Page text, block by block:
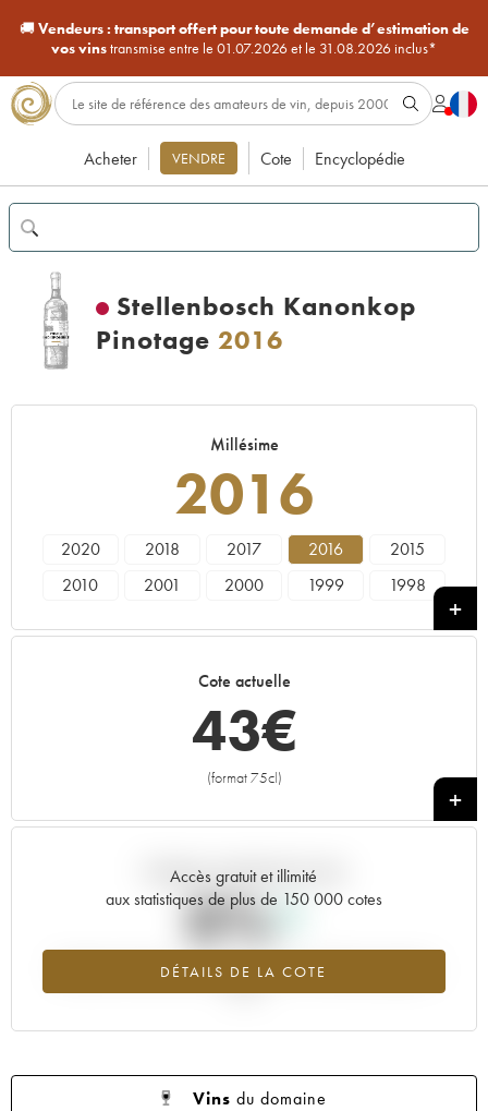
🚚Vendeurs : transport offert pour toute demande d’estimation de
vos vinstransmise entre le 01.07.2026 et le 31.08.2026 inclus*
Acheter VENDRE Cote Encyclopédie
Stellenbosch Kanonkop
Pinotage 2016
Millésime
2016
2020 2018 2017 2016
2015
2010
2001 2000 1999
1998
Cote actuelle
43€
(format 75cl)
+
Accès gratuit et illimité
aux statistiques de plus de 150 000 cotes
DÉTAILS DE LA COTE
Tendance actuelle de la cote
0%
Tendance à la hausse du millésime 2016 en 2026 par rapport à
Vins du domaine